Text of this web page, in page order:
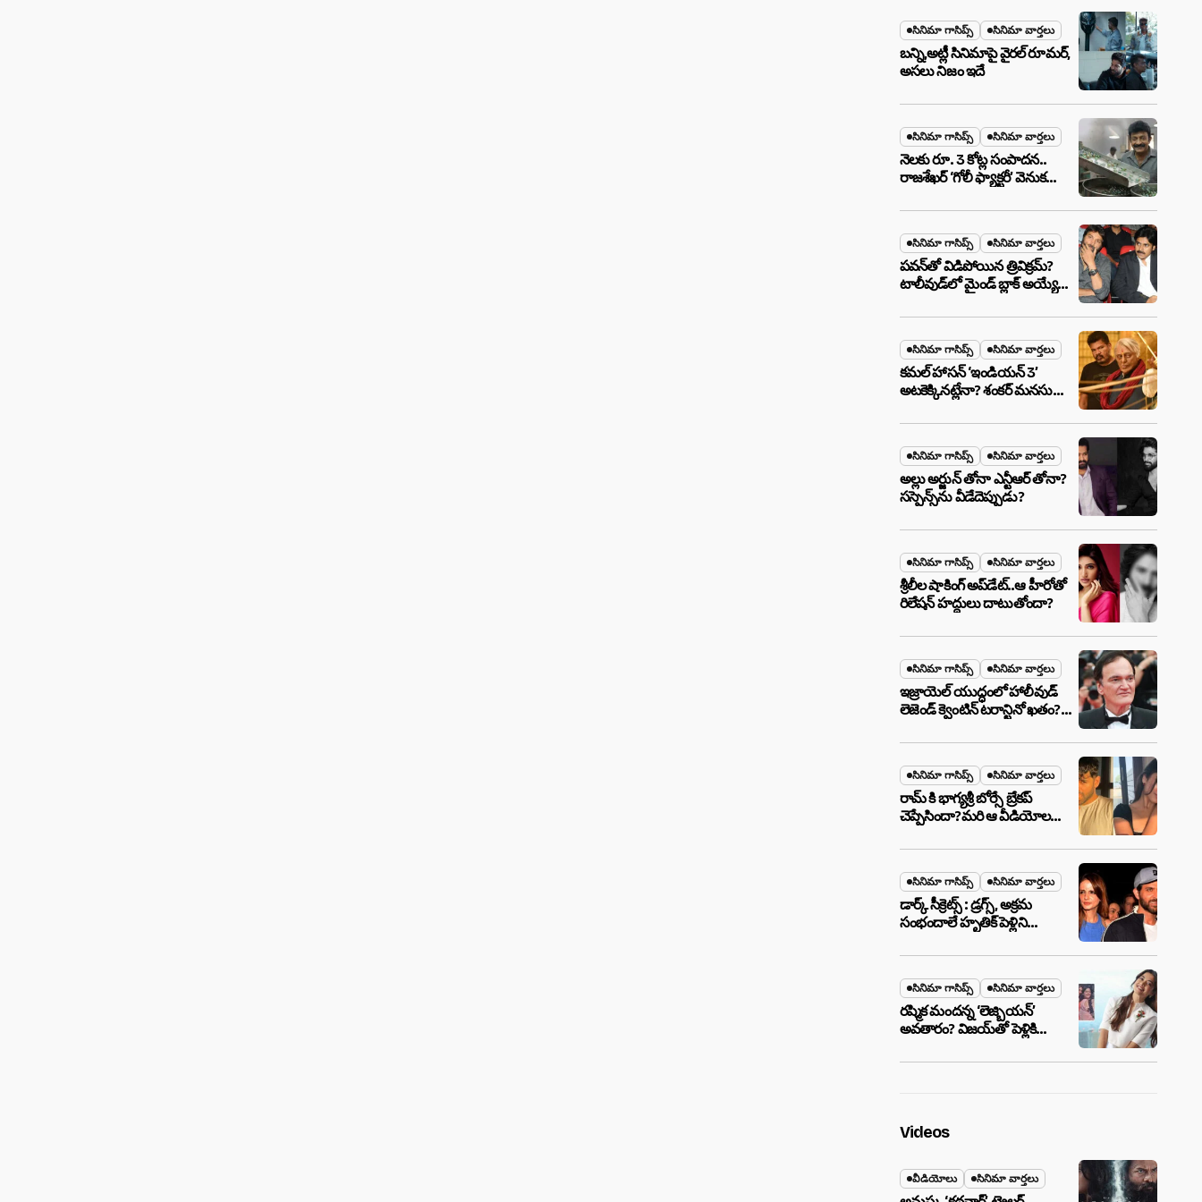
సినిమా గాసిప్స్ సినిమా వార్తలు
బన్ని,అట్లీ సినిమాపై వైరల్ రూమర్,
అసలు నిజం ఇదే
సినిమా గాసిప్స్ సినిమా వార్తలు
నెలకు రూ. 3 కోట్ల సంపాదన..
రాజశేఖర్ ‘గోలీ ఫ్యాక్టరీ’ వెనుక
సినిమా గాసిప్స్ సినిమా వార్తలు
పవన్‌తో విడిపోయిన త్రివిక్రమ్?
టాలీవుడ్‌లో మైండ్ బ్లాక్ అయ్యే
సినిమా గాసిప్స్ సినిమా వార్తలు
కమల్ హాసన్ ‘ఇండియన్ 3’
అటకెక్కినట్లేనా? శంకర్ మనసులో
జరుగుతోంది!
సినిమా గాసిప్స్ సినిమా వార్తలు
అల్లు అర్జున్ తోనా ఎన్టీఆర్ తోనా?
సస్పెన్స్‌ను వీడేదెప్పుడు?
సినిమా గాసిప్స్ సినిమా వార్తలు
శ్రీలీల షాకింగ్ అప్‌డేట్..ఆ హీరోతో
రిలేషన్ హద్దులు దాటుతోందా?
సినిమా గాసిప్స్ సినిమా వార్తలు
ఇజ్రాయెల్ యుద్ధంలో హాలీవుడ్
లెజెండ్ క్వెంటిన్ టరాన్టినో ఖతం?
బూడిదయ్యారా? అసలు నిజం
ఇదీ!
సినిమా గాసిప్స్ సినిమా వార్తలు
రామ్ కి భాగ్యశ్రీ బోర్సే బ్రేకప్
చెప్పేసిందా?మరి ఆ వీడియోల
సినిమా గాసిప్స్ సినిమా వార్తలు
డార్క్ సీక్రెట్స్ : డ్రగ్స్, అక్రమ
సంభందాలే హృతిక్ పెళ్లిని
సినిమా గాసిప్స్ సినిమా వార్తలు
రష్మిక మందన్న ‘లెజ్బియన్’
అవతారం? విజయ్‌తో పెళ్లికి
,నిజమేనా?
Videos
వీడియోలు సినిమా వార్తలు